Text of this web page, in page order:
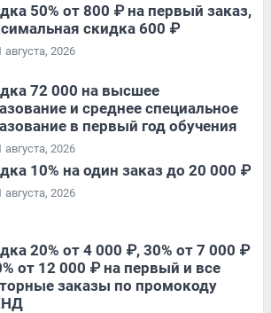
50% от 800 ₽ на первый заказ,
скидка 600 ₽
августа, 2026
72 000 на высшее
и среднее специальное
в первый год обучения
августа, 2026
10% на один заказ до 20 000 ₽
августа, 2026
20% от 4 000 ₽, 30% от 7 000 ₽
от 12 000 ₽ на первый и все
заказы по промокоду